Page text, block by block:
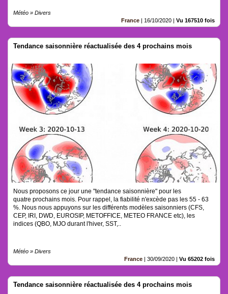
Météo » Divers
France | 16/10/2020 | Vu 167510 fois
Tendance saisonnière réactualisée des 4 prochains mois
Nous proposons ce jour une "tendance saisonnière" pour les
quatre prochains mois. Pour rappel, la fiabilité n'excède pas les 55 - 63
%. Nous nous appuyons sur les différents modèles saisonniers (CFS,
CEP, IRI, DWD, EUROSIP, METOFFICE, METEO FRANCE etc), les
indices (QBO, MJO durant l'hiver, SST,..
Météo » Divers
France | 30/09/2020 | Vu 65202 fois
Tendance saisonnière réactualisée des 4 prochains mois